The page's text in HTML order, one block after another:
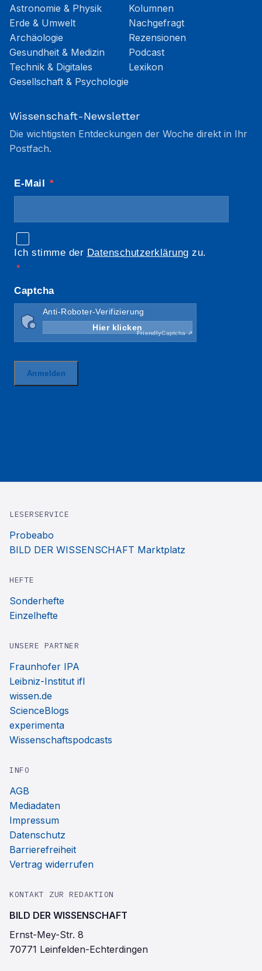
Astronomie & Physik
Erde & Umwelt
Archäologie
Gesundheit & Medizin
Technik & Digitales
Gesellschaft & Psychologie
Kolumnen
Nachgefragt
Rezensionen
Podcast
Lexikon
Wissenschaft-Newsletter
Die wichtigsten Entdeckungen der Woche direkt in Ihr
Postfach.
LESERSERVICE
Probeabo
BILD DER WISSENSCHAFT Marktplatz
HEFTE
Sonderhefte
Einzelhefte
UNSERE PARTNER
Fraunhofer IPA
Leibniz-Institut ifl
wissen.de
ScienceBlogs
experimenta
Wissenschaftspodcasts
INFO
AGB
Mediadaten
Impressum
Datenschutz
Barrierefreiheit
Vertrag widerrufen
KONTAKT ZUR REDAKTION
BILD DER WISSENSCHAFT
Ernst-Mey-Str. 8
70771 Leinfelden-Echterdingen